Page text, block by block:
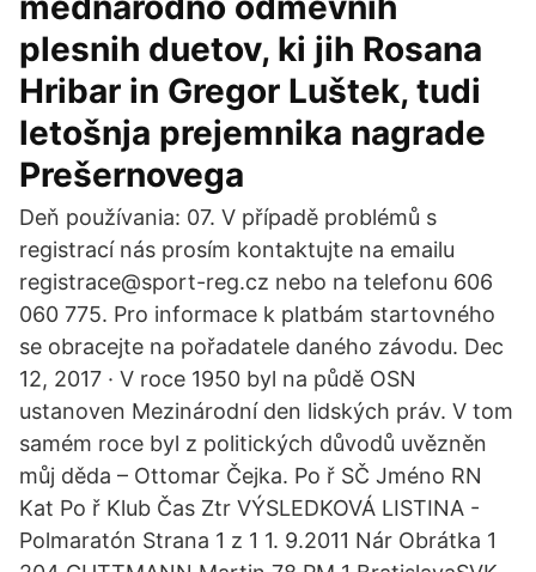
plesnih duetov, ki jih Rosana
Hribar in Gregor Luštek, tudi
letošnja prejemnika nagrade
Prešernovega
Deň používania: 07. V případě problémů s
registrací nás prosím kontaktujte na emailu
registrace@sport-reg.cz nebo na telefonu 606
060 775. Pro informace k platbám startovného
se obracejte na pořadatele daného závodu. Dec
12, 2017 · V roce 1950 byl na půdě OSN
ustanoven Mezinárodní den lidských práv. V tom
samém roce byl z politických důvodů uvězněn
můj děda – Ottomar Čejka. Po ř SČ Jméno RN
Kat Po ř Klub Čas Ztr VÝSLEDKOVÁ LISTINA -
Polmaratón Strana 1 z 1 1. 9.2011 Nár Obrátka 1